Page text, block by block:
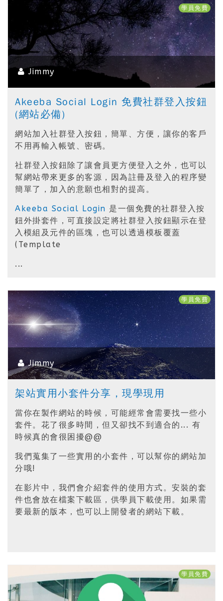
Jimmy
學員免費
Akeeba Social Login 免費社群登入按鈕
(網站必備)
網站加入社群登入按鈕，簡單、方便，讓你的客戶
不用再輸入帳號、密碼。
社群登入按鈕除了讓會員更方便登入之外，也可以
幫網站帶來更多的客源，因為註冊及登入的程序變
簡單了，加入的意願也相對的提高。
Akeeba Social Login 是一個免費的社群登入按
鈕外掛套件，可直接設定將社群登入按鈕顯示在登
入模組及元件的區塊，也可以透過模板覆蓋
(Template
...
Jimmy
學員免費
架站實用小套件分享，現學現用
當你在製作網站的時候，可能經常會需要找一些小
套件。花了很多時間，但又卻找不到適合的... 有
時候真的會很困擾@@
我們蒐集了一些實用的小套件，可以幫你的網站加
分哦!
在影片中，我們會介紹套件的使用方式。安裝的套
件也會放在檔案下載區，供學員下載使用。如果需
要最新的版本，也可以上開發者的網站下載。
學員免費